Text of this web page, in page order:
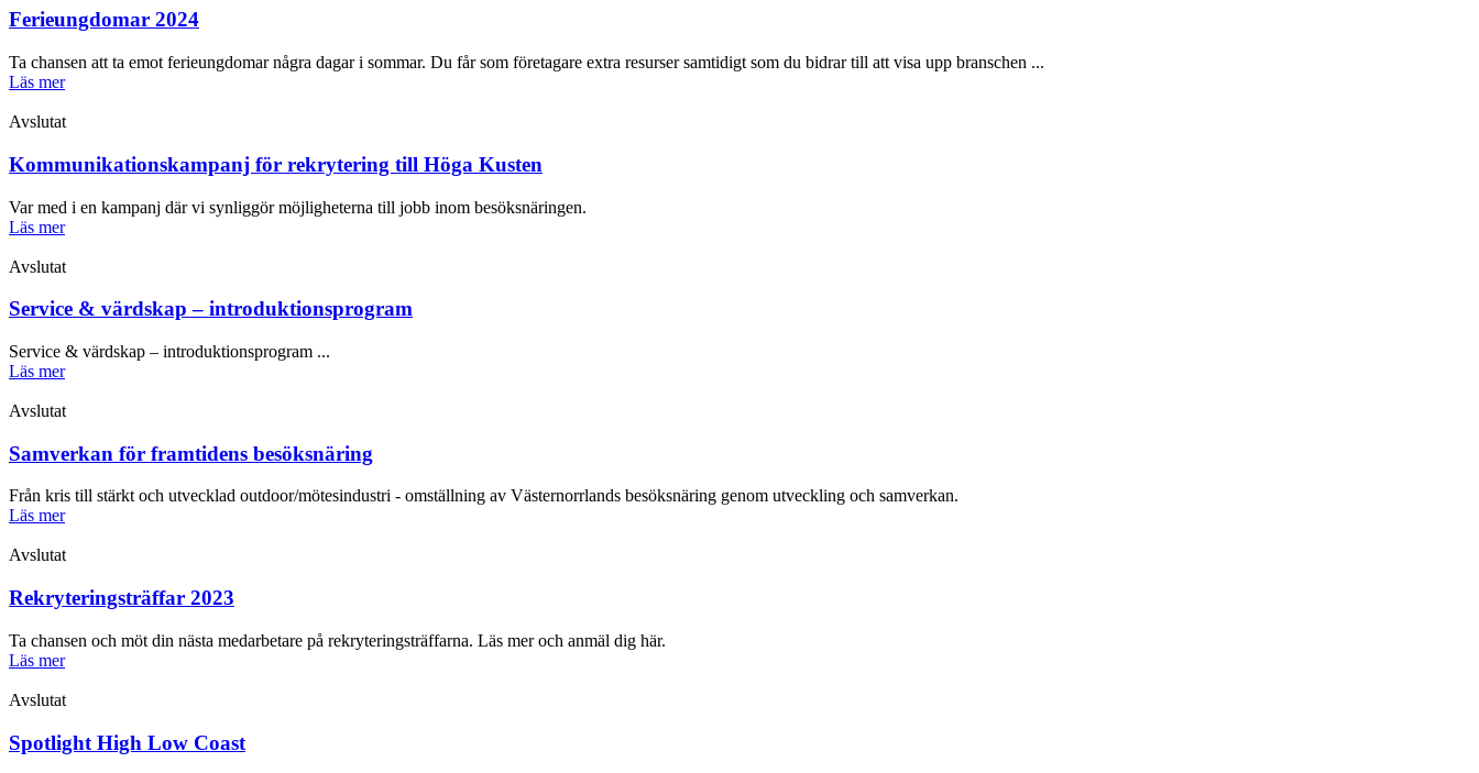
Ferieungdomar 2024
Ta chansen att ta emot ferieungdomar några dagar i sommar. Du får som företagare extra resurser samtidigt som du bidrar till att visa upp branschen ...
Läs mer
Avslutat
Kommunikationskampanj för rekrytering till Höga Kusten
Var med i en kampanj där vi synliggör möjligheterna till jobb inom besöksnäringen.
Läs mer
Avslutat
Service & värdskap – introduktionsprogram
Service & värdskap – introduktionsprogram ...
Läs mer
Avslutat
Samverkan för framtidens besöksnäring
Från kris till stärkt och utvecklad outdoor/mötesindustri - omställning av Västernorrlands besöksnäring genom utveckling och samverkan.
Läs mer
Avslutat
Rekryteringsträffar 2023
Ta chansen och möt din nästa medarbetare på rekryteringsträffarna. Läs mer och anmäl dig här.
Läs mer
Avslutat
Spotlight High Low Coast